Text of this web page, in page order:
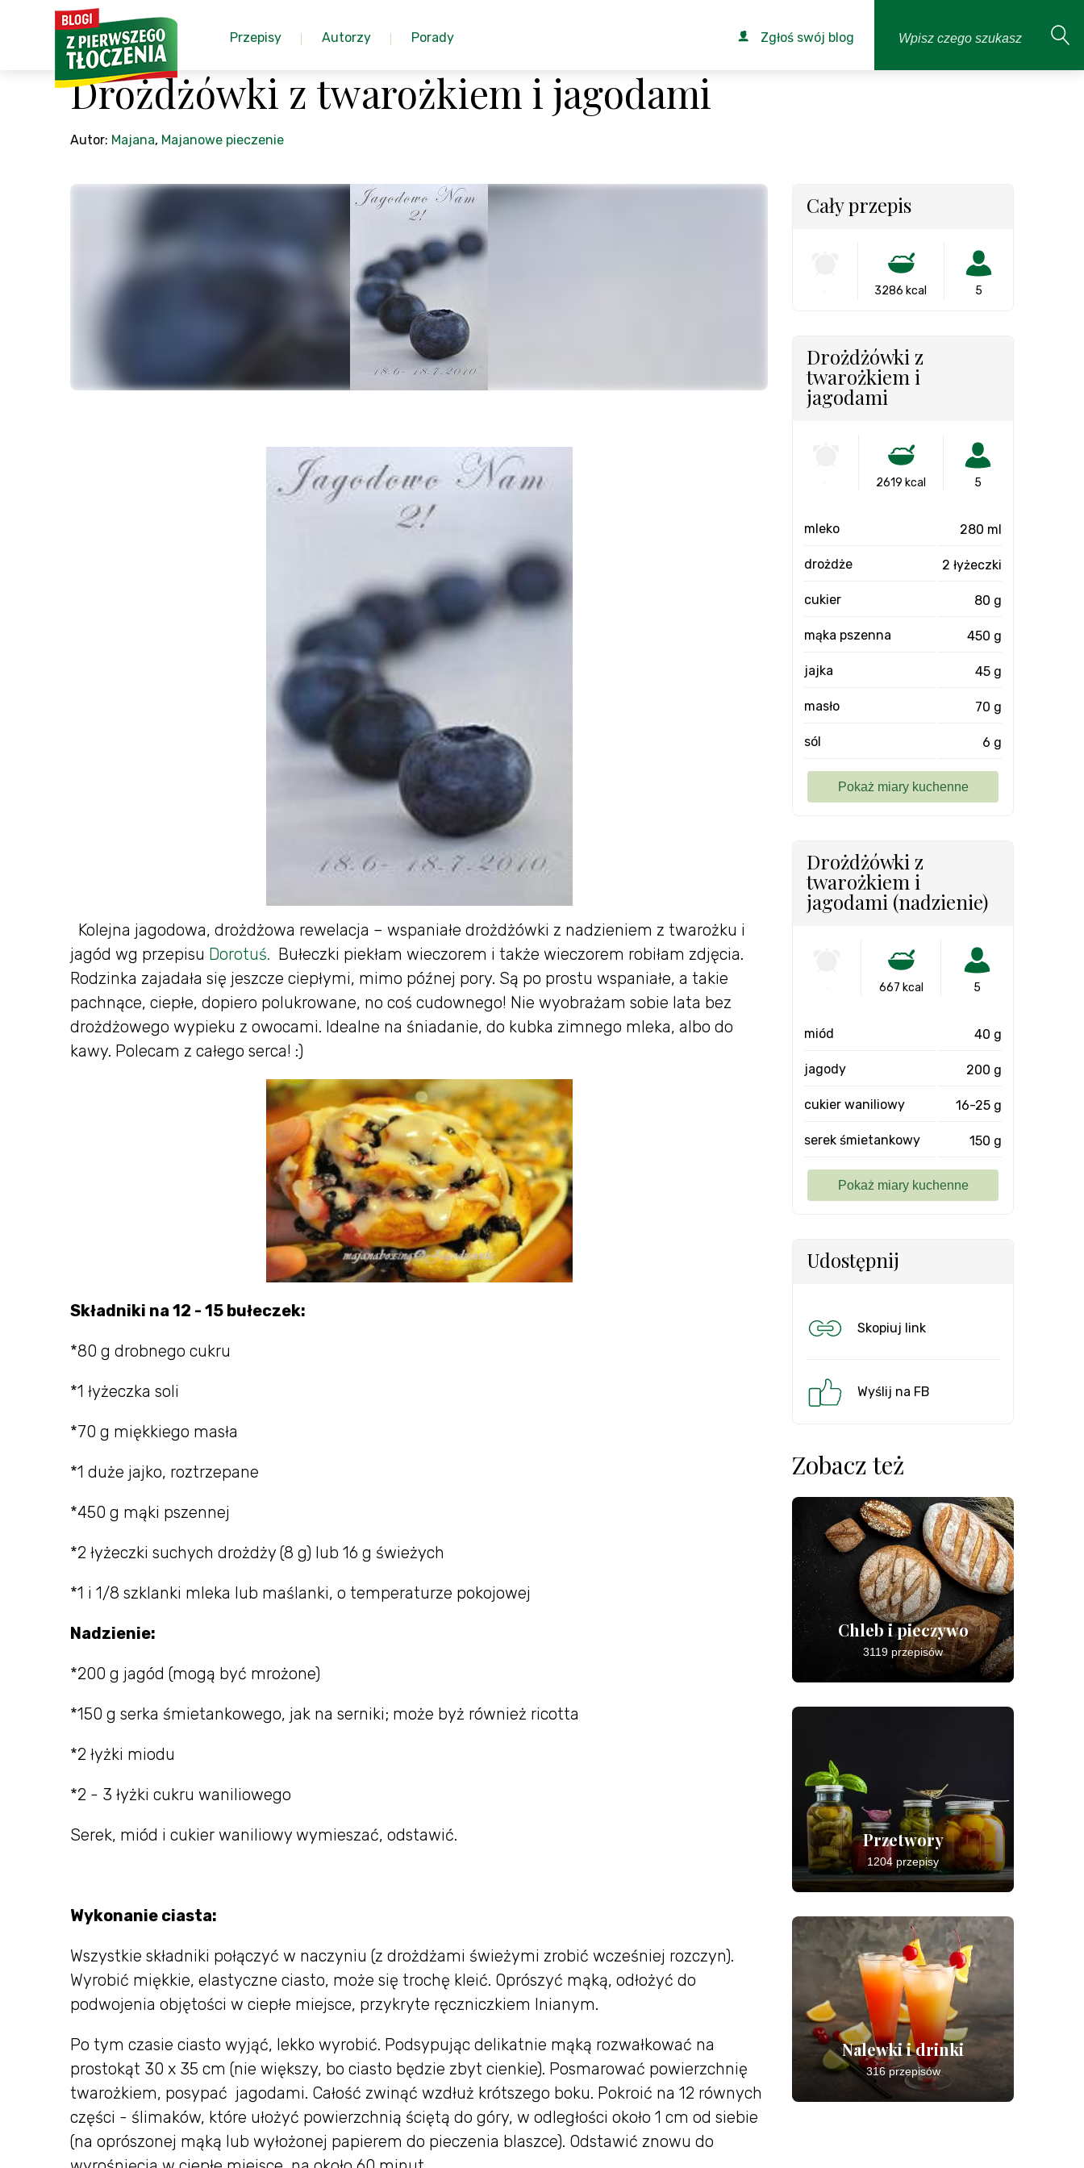
Przepisy Autorzy Porady Zgłoś swój blog
Drożdżówki z twarożkiem i jagodami
Autor: Majana, Majanowe pieczenie
Kolejna jagodowa, drożdżowa rewelacja – wspaniałe drożdżówki z nadzieniem z twarożku i
jagód wg przepisu Dorotuś. Bułeczki piekłam wieczorem i także wieczorem robiłam zdjęcia.
Rodzinka zajadała się jeszcze ciepłymi, mimo późnej pory. Są po prostu wspaniałe, a takie
pachnące, ciepłe, dopiero polukrowane, no coś cudownego! Nie wyobrażam sobie lata bez
drożdżowego wypieku z owocami. Idealne na śniadanie, do kubka zimnego mleka, albo do
kawy. Polecam z całego serca! :)
Składniki na 12 - 15 bułeczek:
*80 g drobnego cukru
*1 łyżeczka soli
*70 g miękkiego masła
*1 duże jajko, roztrzepane
*450 g mąki pszennej
*2 łyżeczki suchych drożdży (8 g) lub 16 g świeżych
*1 i 1/8 szklanki mleka lub maślanki, o temperaturze pokojowej
Nadzienie:
*200 g jagód (mogą być mrożone)
*150 g serka śmietankowego, jak na serniki; może byż również ricotta
*2 łyżki miodu
*2 - 3 łyżki cukru waniliowego
Serek, miód i cukier waniliowy wymieszać, odstawić.
Wykonanie ciasta:
Wszystkie składniki połączyć w naczyniu (z drożdżami świeżymi zrobić wcześniej rozczyn).
Wyrobić miękkie, elastyczne ciasto, może się trochę kleić. Oprószyć mąką, odłożyć do
podwojenia objętości w ciepłe miejsce, przykryte ręczniczkiem lnianym.
Po tym czasie ciasto wyjąć, lekko wyrobić. Podsypując delikatnie mąką rozwałkować na
prostokąt 30 x 35 cm (nie większy, bo ciasto będzie zbyt cienkie). Posmarować powierzchnię
twarożkiem, posypać jagodami. Całość zwinąć wzdłuż krótszego boku. Pokroić na 12 równych
części - ślimaków, które ułożyć powierzchnią ściętą do góry, w odległości około 1 cm od siebie
(na oprószonej mąką lub wyłożonej papierem do pieczenia blaszce). Odstawić znowu do
Cały przepis
3286 kcal 5
Drożdżówki z
twarożkiem i
jagodami
2619 kcal 5
mleko 280 ml
drożdże 2 łyżeczki
cukier 80 g
mąka pszenna 450 g
jajka 45 g
masło 70 g
sól 6 g
Drożdżówki z
twarożkiem i
jagodami (nadzienie)
667 kcal 5
miód 40 g
jagody 200 g
cukier waniliowy 16-25 g
serek śmietankowy 150 g
Udostępnij
Skopiuj link
Wyślij na FB
Zobacz też
Chleb i pieczywo
3119 przepisów
Przetwory
1204 przepisy
Nalewki i drinki
316 przepisów